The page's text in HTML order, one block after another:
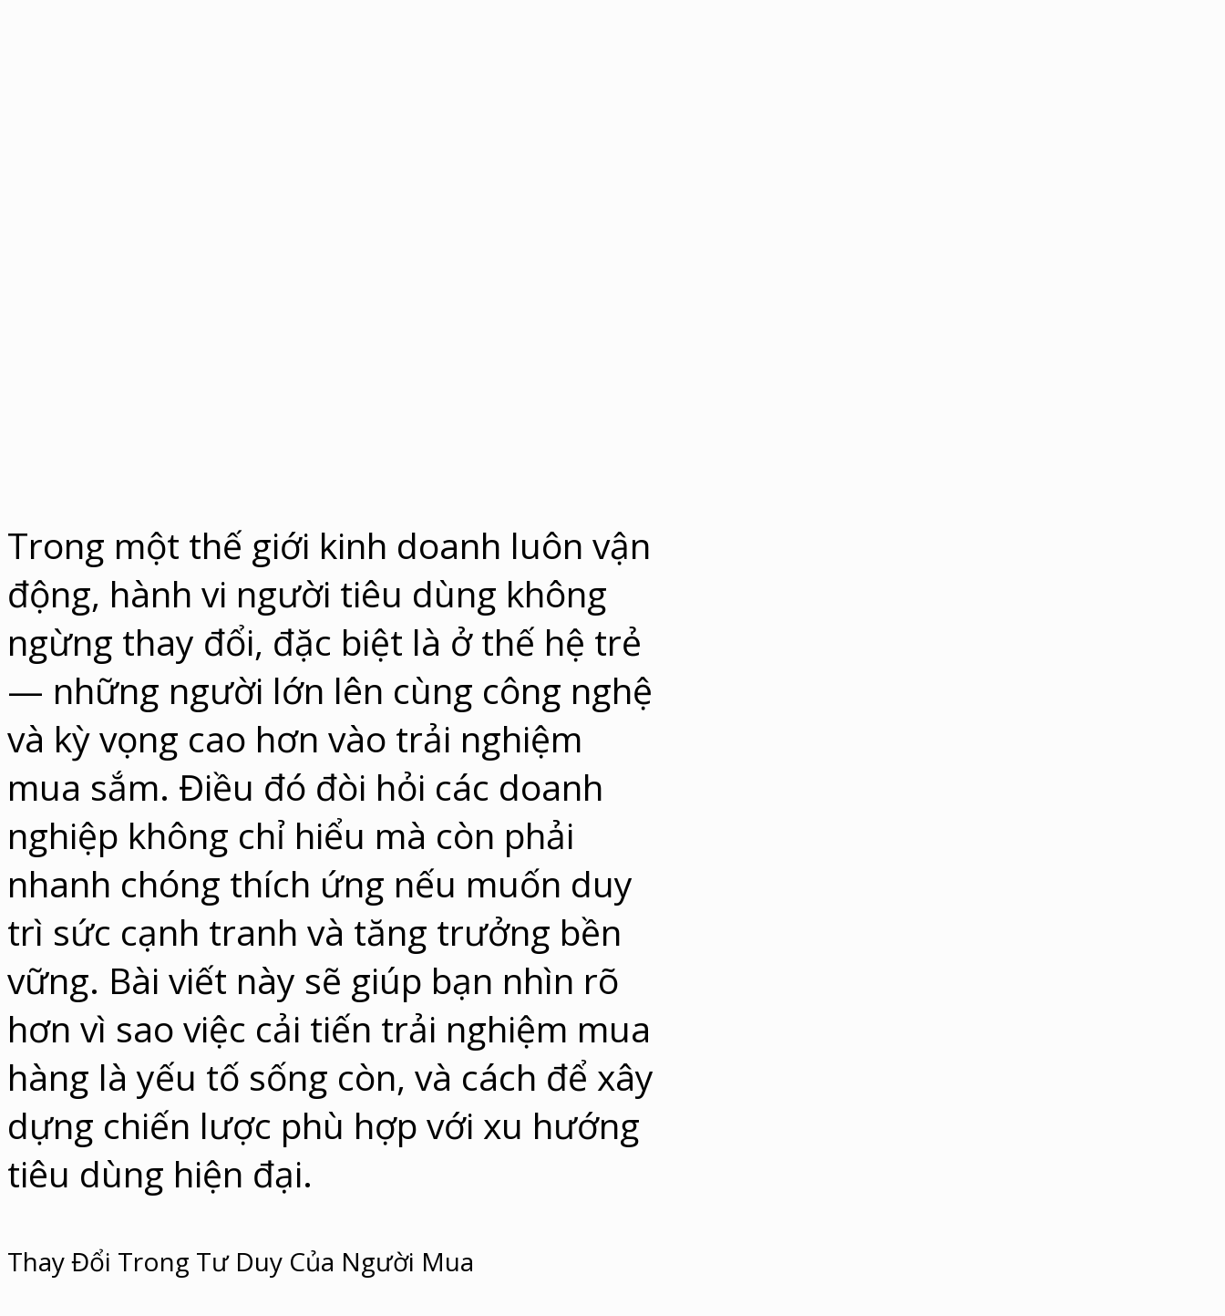
Trong một thế giới kinh doanh luôn vận
động, hành vi người tiêu dùng không
ngừng thay đổi, đặc biệt là ở thế hệ trẻ
— những người lớn lên cùng công nghệ
và kỳ vọng cao hơn vào trải nghiệm
mua sắm. Điều đó đòi hỏi các doanh
nghiệp không chỉ hiểu mà còn phải
nhanh chóng thích ứng nếu muốn duy
trì sức cạnh tranh và tăng trưởng bền
vững. Bài viết này sẽ giúp bạn nhìn rõ
hơn vì sao việc cải tiến trải nghiệm mua
hàng là yếu tố sống còn, và cách để xây
dựng chiến lược phù hợp với xu hướng
tiêu dùng hiện đại.
Thay Đổi Trong Tư Duy Của Người Mua